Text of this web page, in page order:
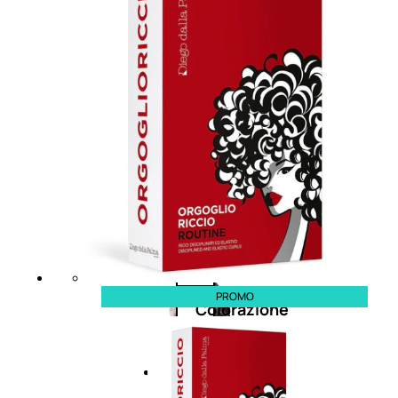
Spray
Cera
crema
Gel
capelli
Colorazione
SOLARI
PROMO